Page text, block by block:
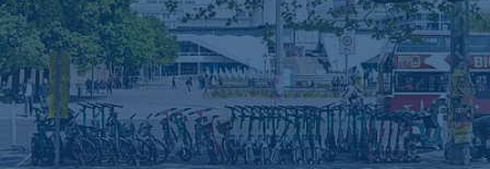
Session
Cookie Consent
Name:
cookie_consent
Zweck: